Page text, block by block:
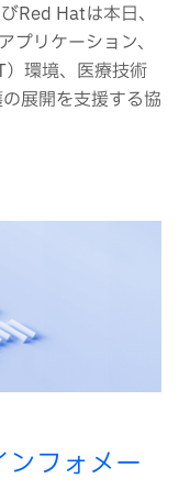
Red Hatは本日、
プリケーション、
）環境、医療技術
展開を支援する協
フォメー